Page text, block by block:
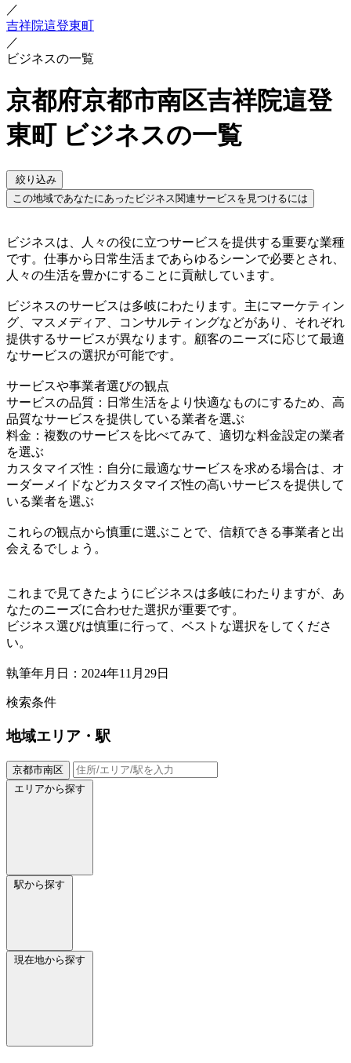
／
吉祥院這登東町
／
ビジネスの一覧
京都府京都市南区吉祥院這登
東町 ビジネスの一覧
絞り込み
この地域であなたにあったビジネス関連サービスを見つけるには
ビジネスは、人々の役に立つサービスを提供する重要な業種
です。仕事から日常生活まであらゆるシーンで必要とされ、
人々の生活を豊かにすることに貢献しています。
ビジネスのサービスは多岐にわたります。主にマーケティン
グ、マスメディア、コンサルティングなどがあり、それぞれ
提供するサービスが異なります。顧客のニーズに応じて最適
なサービスの選択が可能です。
サービスや事業者選びの観点
サービスの品質：日常生活をより快適なものにするため、高
品質なサービスを提供している業者を選ぶ
料金：複数のサービスを比べてみて、適切な料金設定の業者
を選ぶ
カスタマイズ性：自分に最適なサービスを求める場合は、オ
ーダーメイドなどカスタマイズ性の高いサービスを提供して
いる業者を選ぶ
これらの観点から慎重に選ぶことで、信頼できる事業者と出
会えるでしょう。
これまで見てきたようにビジネスは多岐にわたりますが、あ
なたのニーズに合わせた選択が重要です。
ビジネス選びは慎重に行って、ベストな選択をしてくださ
い。
執筆年月日：2024年11月29日
検索条件
地域エリア・駅
京都市南区
エリアから探す
駅から探す
現在地から探す